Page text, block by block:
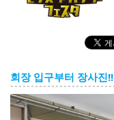
회장 입구부터 장사진!!